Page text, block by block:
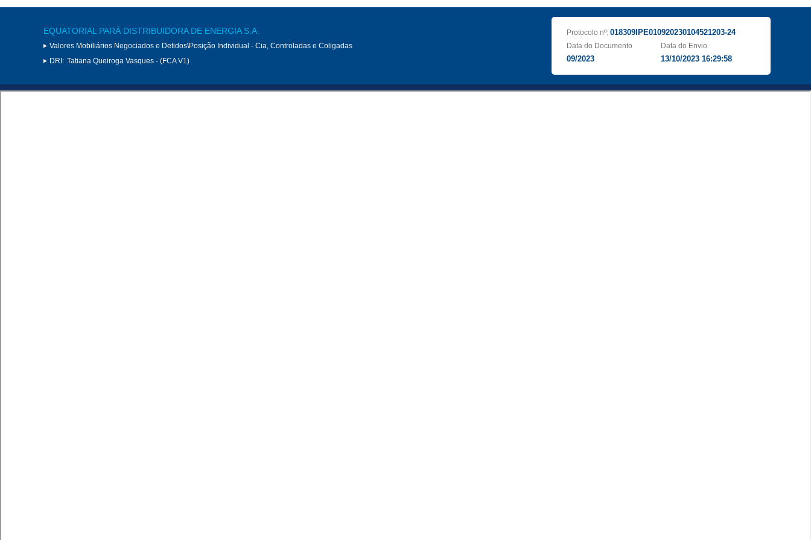
EQUATORIAL PARÁ DISTRIBUIDORA DE ENERGIA S.A.
Valores Mobiliários Negociados e Detidos\Posição Individual - Cia, Controladas e Coligadas
DRI: Tatiana Queiroga Vasques - (FCA V1)
Protocolo nº: 018309IPE010920230104521203-24
Data do Documento
09/2023
Data do Envio
13/10/2023 16:29:58